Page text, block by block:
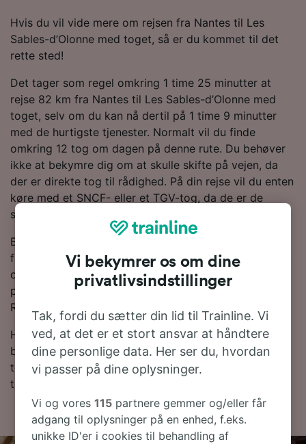
Hvis du vil vide mere om rejsen fra Nantes til Les
Sables-d’Olonne med toget, så er du kommet til det
rette sted!
Det tager som regel omkring 1 time 25 minutter at
rejse 82 km fra Nantes til Les Sables-d’Olonne med
toget, selv om du kan nå dertil på 1 time 9 minutter
med de hurtigste tjenester. Normalt vil du finde
omkring 12 tog om dagen på denne rute. Du behøver
ikke at bekymre dig om at skulle skifte på vejen, da
der er direkte tog til rådighed. På din rejse vil du enten
køre med et SNCF- eller et TGV-tog, da de er de
største operatører af tjenester på denne rute.
Bestil togbilletter fra Nantes til Les Sables-d’Olonne i
forvejen i stedet for at købe dem på selve rejsedagen,
og du vil få de billigste billetpriser. Du kan tjekke
priser fra Nantes til Les Sables-d’Olonne i vores
Rejseplanlægger.
Hvis du er klar til at bestille, så begynd at lede efter
billige togbilletter med os i dag. Læs mere om
togrejsen til Les Sables-d’Olonne med tog samt vores
togplan, hvor du kan se de første og sidste togtider.
Vi bekymrer os om dine
privatlivsindstillinger
Tak, fordi du sætter din lid til Trainline. Vi
ved, at det er et stort ansvar at håndtere
dine personlige data. Her ser du, hvordan
vi passer på dine oplysninger.
Vi og vores115 partnere gemmer og/eller får
adgang til oplysninger på en enhed, f.eks.
unikke ID'er i cookies til behandling af